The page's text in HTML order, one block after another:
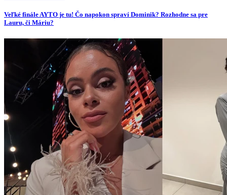
Veľké finále AYTO je tu! Čo napokon spraví Dominik? Rozhodne sa pre
Lauru, či Máriu?